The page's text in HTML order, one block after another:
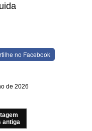
no Facebook
de 2026
antiga